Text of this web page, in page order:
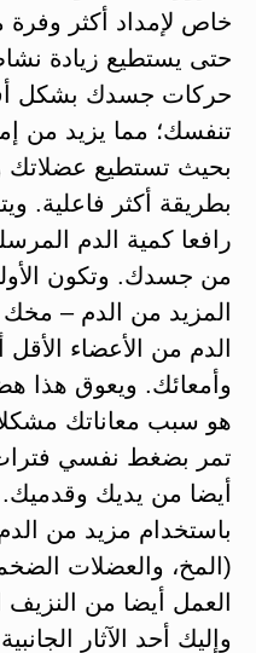
خاص لإمداد أكثر وفرة
حتى يستطيع زيادة
حركات جسدك بشكل
تنفسك؛ مما يزيد من
بحيث تستطيع عضلاتك
بطريقة أكثر فاعلية.
رافعا كمية الدم
من جسدك. وتكون
المزيد من الدم – مخك
الدم من الأعضاء
وأمعائك. ويعوق هذا
هو سبب معاناتك
تمر بضغط نفسي
أيضا من يديك
باستخدام مزيد من الدم
(المخ، والعضلات
العمل أيضا من النزيف
وإليك أحد الآثار